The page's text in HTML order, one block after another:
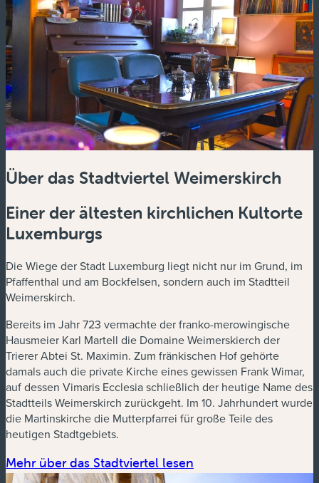
Über das Stadtviertel Weimerskirch
Einer der ältesten kirchlichen Kultorte
Luxemburgs
Die Wiege der Stadt Luxemburg liegt nicht nur im Grund, im
Pfaffenthal und am Bockfelsen, sondern auch im Stadtteil
Weimerskirch.
Bereits im Jahr 723 vermachte der franko-merowingische
Hausmeier Karl Martell die Domaine Weimerskierch der
Trierer Abtei St. Maximin. Zum fränkischen Hof gehörte
damals auch die private Kirche eines gewissen Frank Wimar,
auf dessen Vimaris Ecclesia schließlich der heutige Name des
Stadtteils Weimerskirch zurückgeht. Im 10. Jahrhundert wurde
die Martinskirche die Mutterpfarrei für große Teile des
heutigen Stadtgebiets.
Mehr über das Stadtviertel lesen